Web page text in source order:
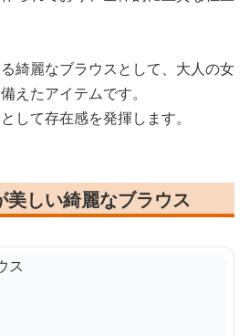
綺麗なブラウスとして、大人の女
えたアイテムです。
して存在感を発揮します。
美しい綺麗なブラウス